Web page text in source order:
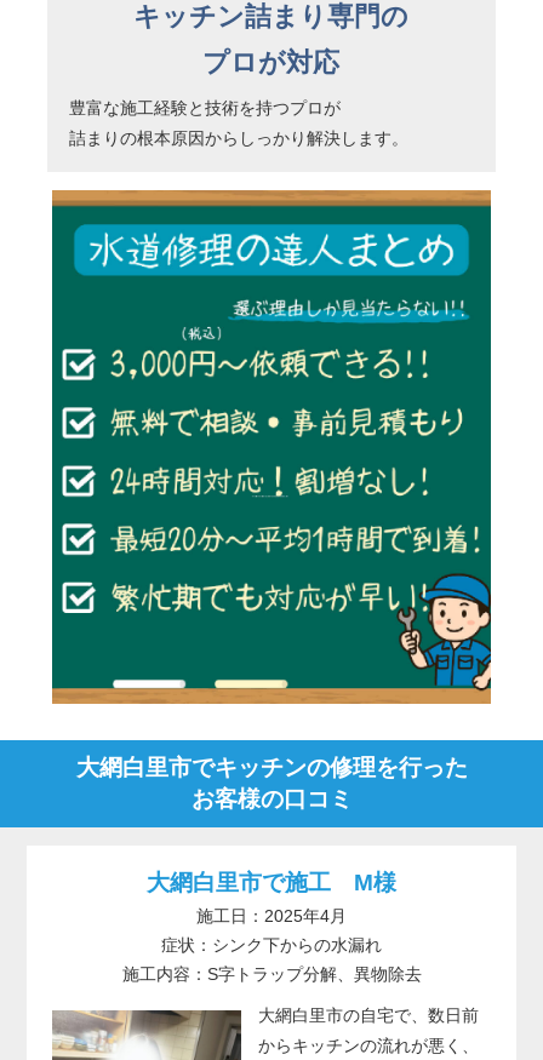
キッチン詰まり専門の
プロが対応
豊富な施工経験と技術を持つプロが
詰まりの根本原因からしっかり解決します。
大網白里市でキッチンの修理を行った
お客様の口コミ
大網白里市で施工 M様
施工日：2025年4月
症状：シンク下からの水漏れ
施工内容：S字トラップ分解、異物除去
大網白里市の自宅で、数日前
からキッチンの流れが悪く、